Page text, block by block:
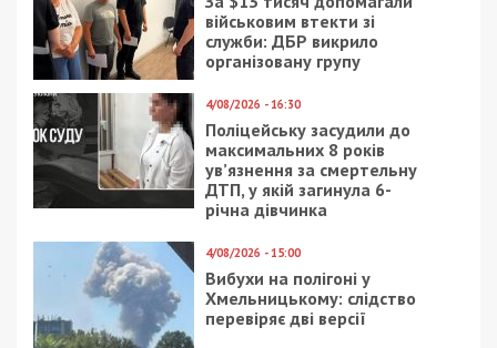
Следующая статья:
На Хмельниччині посадовця ДМС
підозрюють у приховуванні майна на
понад 13 млн грн
ЛЮДИ